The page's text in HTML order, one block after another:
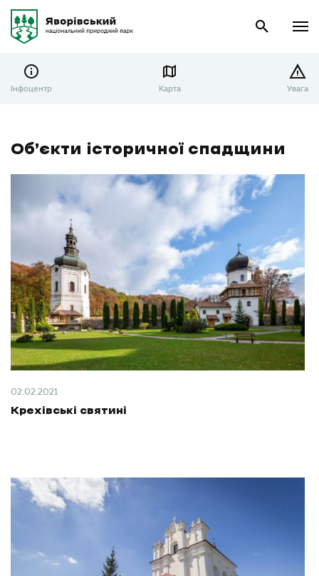
Інфоцентр Карта Увага
Об’єкти історичної спадщини
02.02.2021
Крехівські святині